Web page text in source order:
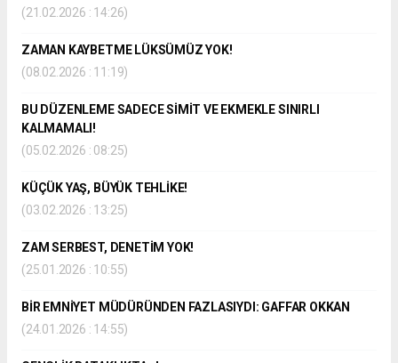
(21.02.2026 : 14:26)
ZAMAN KAYBETME LÜKSÜMÜZ YOK!
(08.02.2026 : 11:19)
BU DÜZENLEME SADECE SİMİT VE EKMEKLE SINIRLI
KALMAMALI!
(05.02.2026 : 08:25)
KÜÇÜK YAŞ, BÜYÜK TEHLİKE!
(03.02.2026 : 13:25)
ZAM SERBEST, DENETİM YOK!
(25.01.2026 : 10:55)
BİR EMNİYET MÜDÜRÜNDEN FAZLASIYDI: GAFFAR OKKAN
(24.01.2026 : 14:55)